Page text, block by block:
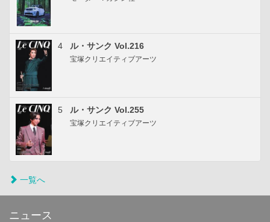
4 ル・サンク Vol.216
宝塚クリエイティブアーツ
5 ル・サンク Vol.255
宝塚クリエイティブアーツ
一覧へ
ニュース